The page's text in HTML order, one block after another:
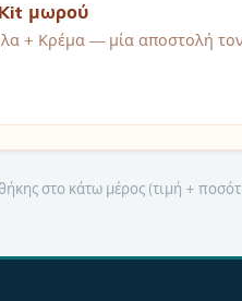
μωρού
+ Κρέμα — μία αποστολή
στο κάτω μέρος (τιμή +